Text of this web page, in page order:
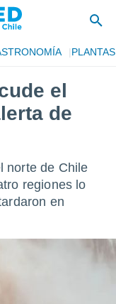
PLANTAS
el
de
norte de Chile
regiones lo
en